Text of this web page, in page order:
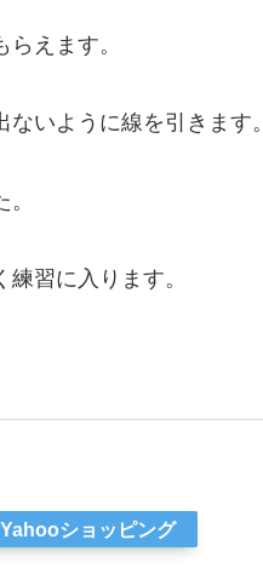
えます。
いように線を引きます。
習に入ります。
Yahooショッピング